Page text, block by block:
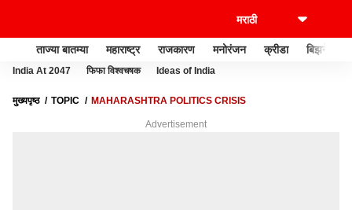
ताज्या बातम्या महाराष्ट्र राजकारण मनोरंजन क्रीडा बिझनेस
India At 2047 फिफा विश्वचषक Ideas of India
मुख्यपृष्ठ TOPIC MAHARASHTRA POLITICS CRISIS
Advertisement